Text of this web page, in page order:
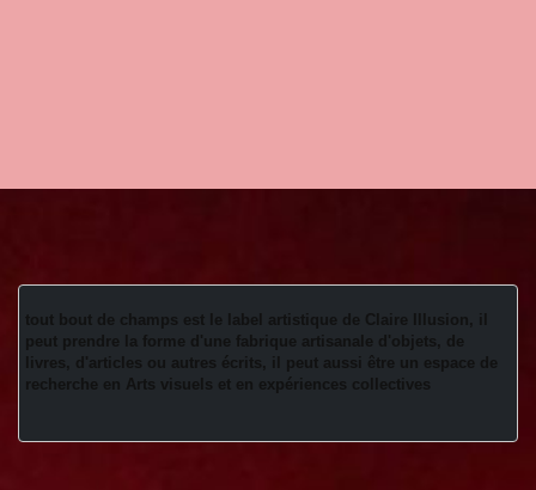
tout bout de champs est le label artistique de Claire Illusion, il
peut prendre la forme d'une fabrique artisanale d'objets, de
livres, d'articles ou autres écrits, il peut aussi être un espace de
recherche en Arts visuels et en expériences collectives